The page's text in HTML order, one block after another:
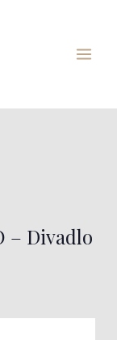
Menu
– Divadlo